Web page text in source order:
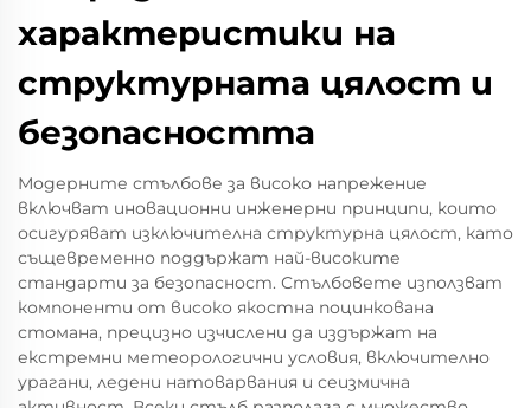
характеристики на
структурната цялост и
безопасността
Модерните стълбове за високо напрежение
включват иновационни инженерни принципи, които
осигуряват изключителна структурна цялост, като
същевременно поддържат най-високите
стандарти за безопасност. Стълбовете използват
компоненти от високо якостна поцинкована
стомана, прецизно изчислени да издържат на
екстремни метеорологични условия, включително
урагани, ледени натоварвания и сеизмична